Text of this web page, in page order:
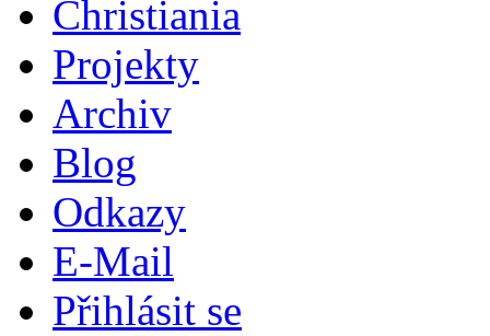
Christiania
Projekty
Archiv
Blog
Odkazy
E-Mail
Přihlásit se